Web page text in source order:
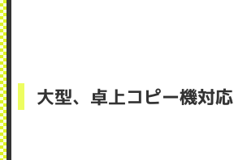
大型、卓上コピー機対応